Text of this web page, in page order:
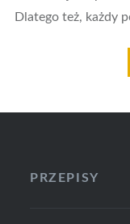
Dlatego też, każdy
PRZEPISY